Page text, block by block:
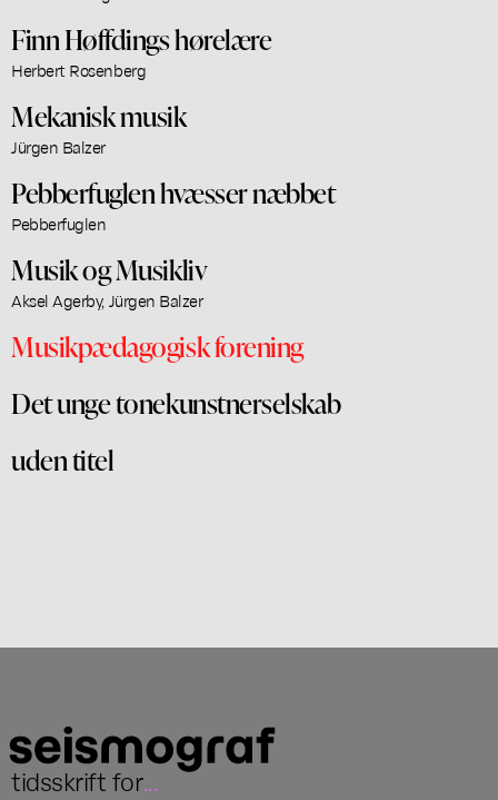
Finn Høffdings hørelære
Herbert Rosenberg
Mekanisk musik
Jürgen Balzer
Pebberfuglen hvæsser næbbet
Pebberfuglen
Musik og Musikliv
Aksel Agerby, Jürgen Balzer
Musikpædagogisk forening
Det unge tonekunstnerselskab
uden titel
tidsskrift for...